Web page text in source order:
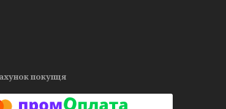
покупця